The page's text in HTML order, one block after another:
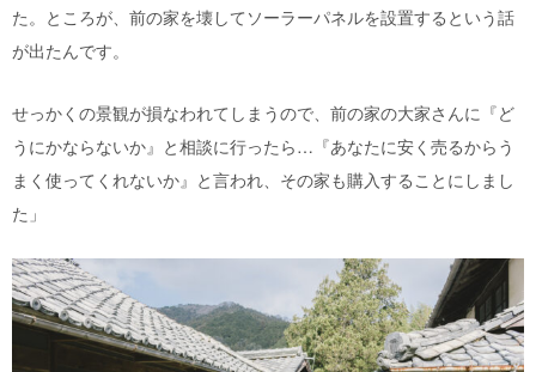
た。ところが、前の家を壊してソーラーパネルを設置するという話
が出たんです。
せっかくの景観が損なわれてしまうので、前の家の大家さんに『ど
うにかならないか』と相談に行ったら…『あなたに安く売るからう
まく使ってくれないか』と言われ、その家も購入することにしまし
た」